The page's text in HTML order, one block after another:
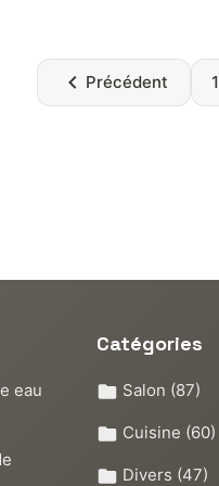
Précédent 1
eau
Catégories
Salon (87)
Cuisine (60)
Divers (47)